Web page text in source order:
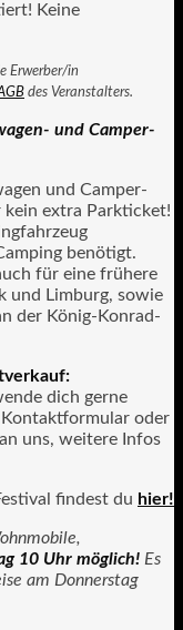
Keine
Erwerber/in
des Veranstalters.
und Camper-
und Camper-
extra Parkticket!
benötigt.
für eine frühere
und Limburg, sowie
der König-Konrad-
dich gerne
oder
uns, weitere Infos
findest du hier!
10 Uhr möglich! Es
am Donnerstag